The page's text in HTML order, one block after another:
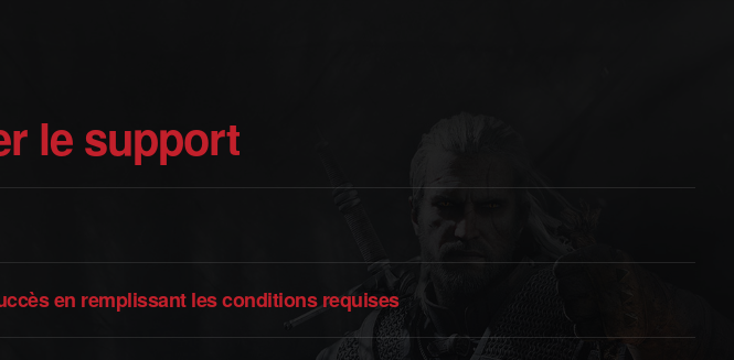
le support
en remplissant les conditions requises